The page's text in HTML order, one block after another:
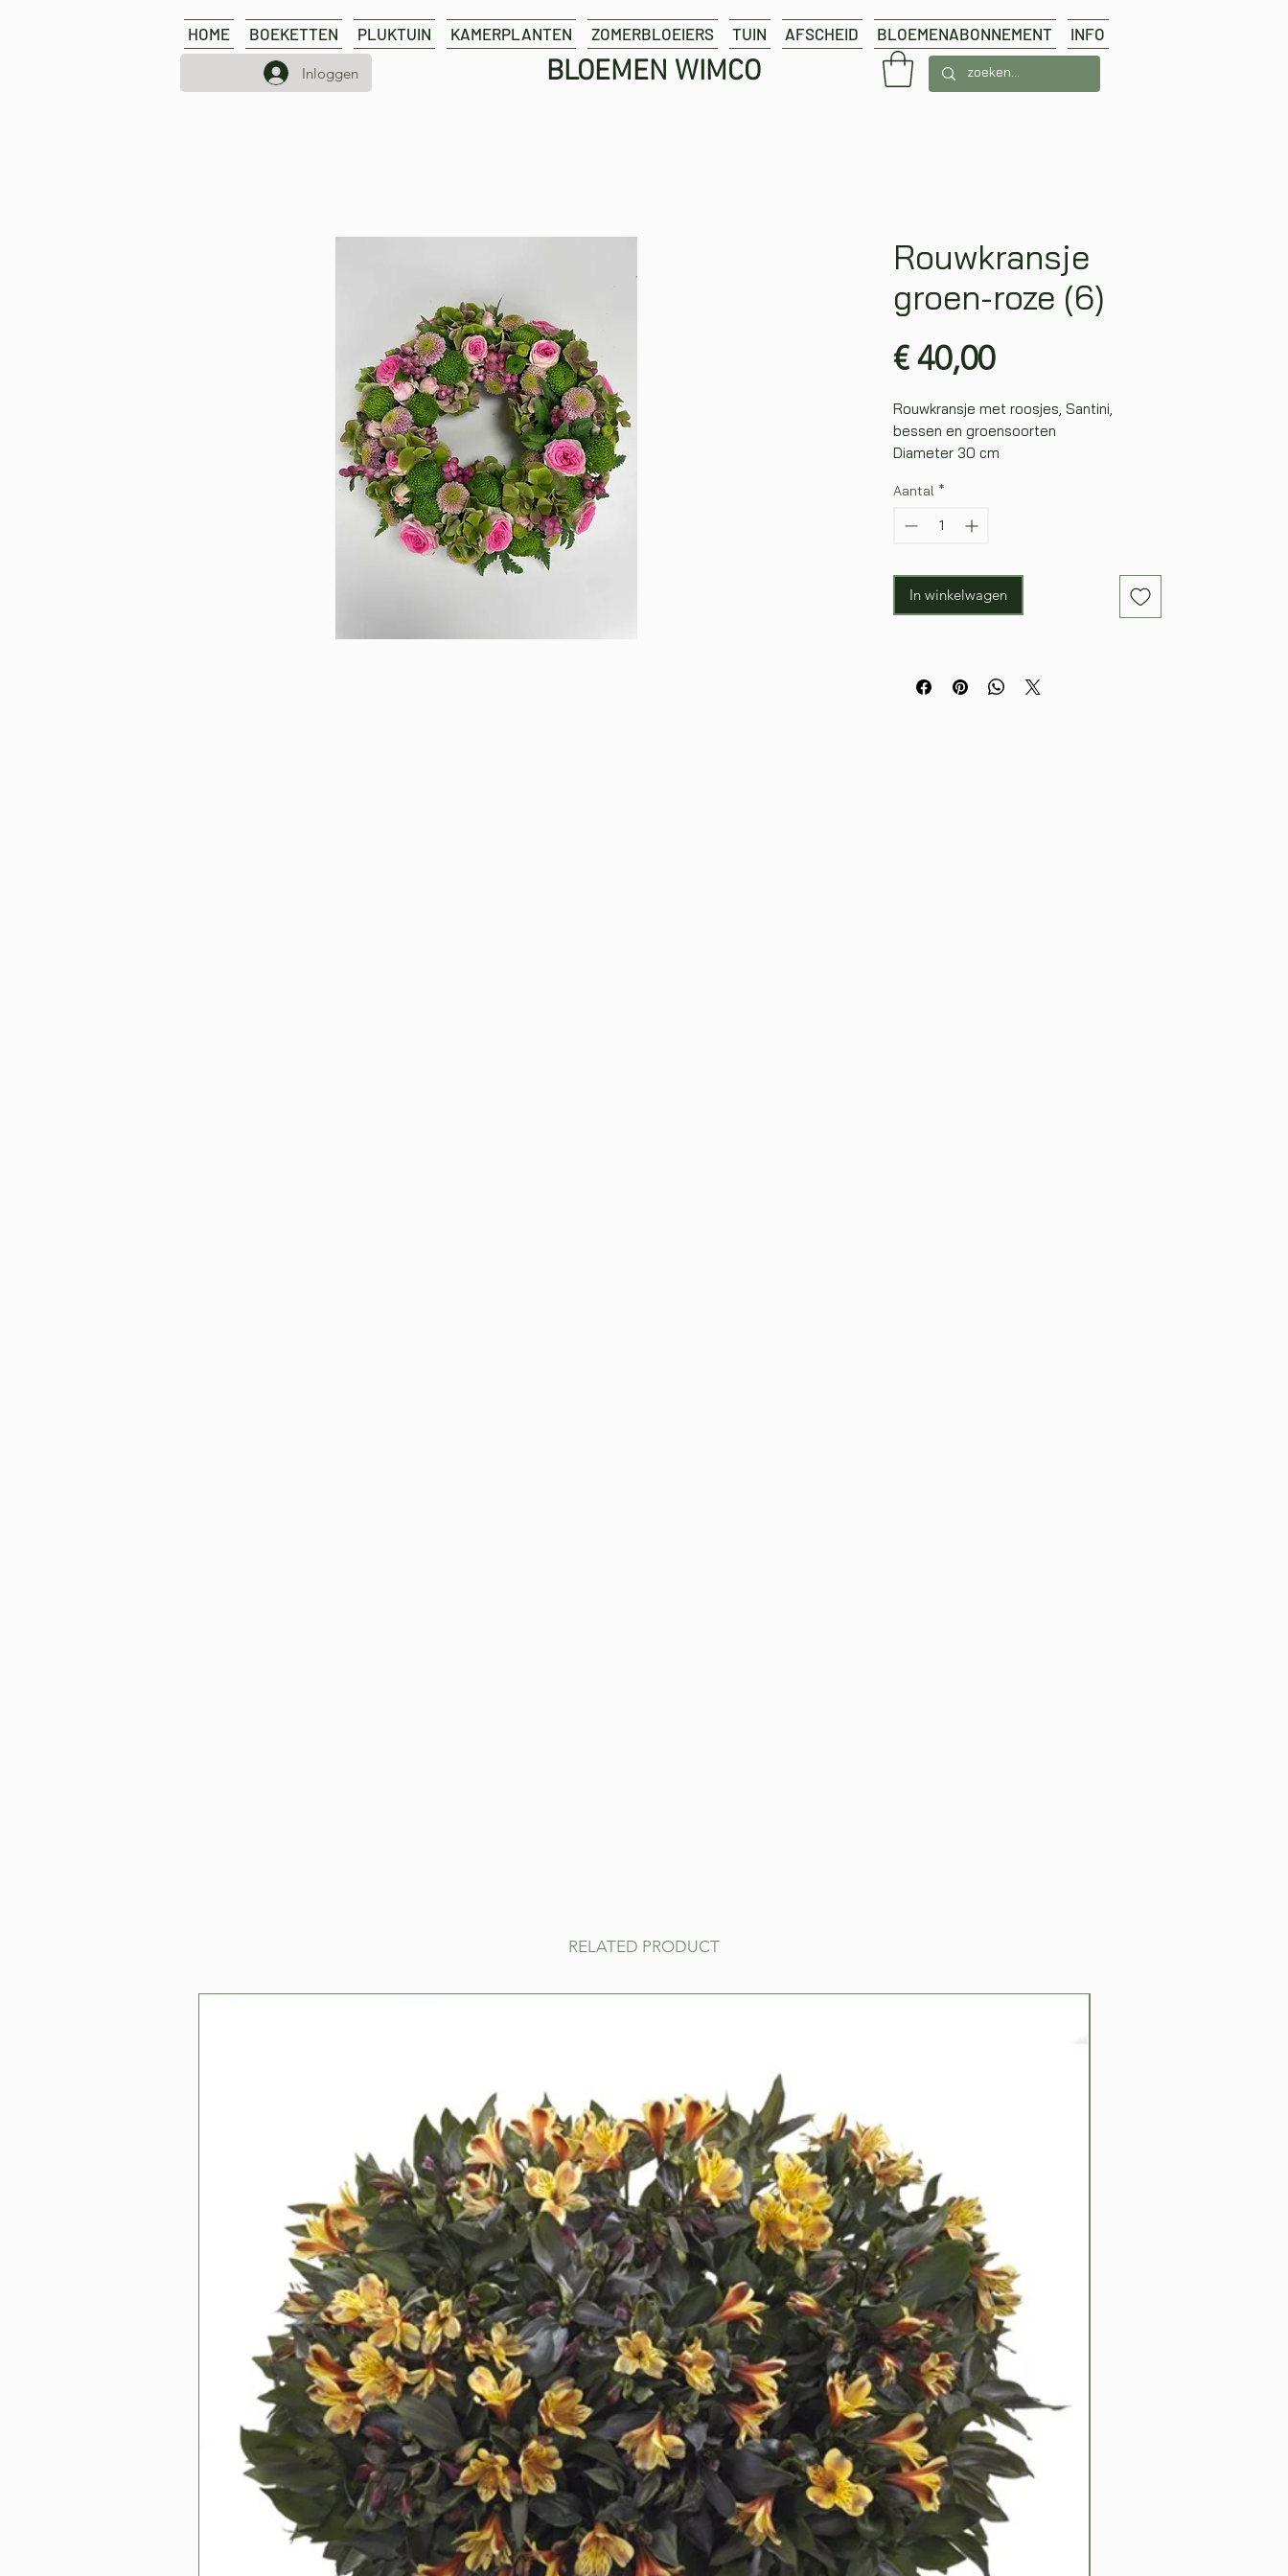
BLOEMEN WIMCO
HOME BOEKETTEN PLUKTUIN KAMERPLANTEN ZOMERBLOEIERS TUIN AFSCHEID BLOEMENABONNEMENT INFO
Inloggen
Rouwkransje
groen-roze (6)
€ 40,00Prijs
Rouwkransje met roosjes, Santini,
bessen en groensoorten
Diameter 30 cm
Aantal *
In winkelwagen
RELATED PRODUCT